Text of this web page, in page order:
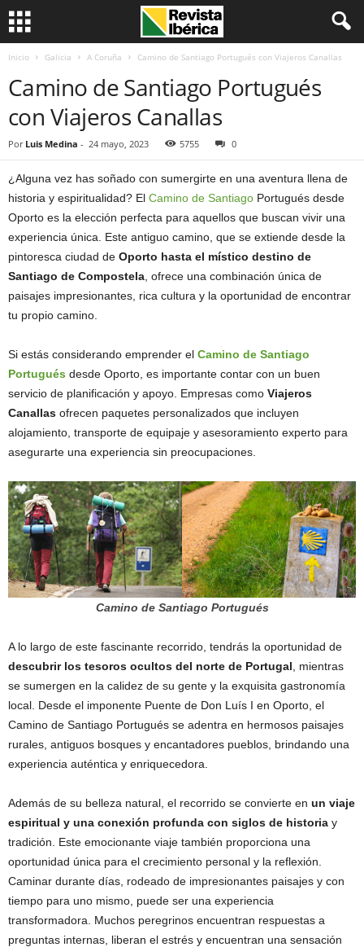
Inicio Galicia A Coruña Camino de Santiago Portugués con Viajeros Canallas
Camino de Santiago Portugués
con Viajeros Canallas
Por Luis Medina - 24 mayo, 2023 5755 0
¿Alguna vez has soñado con sumergirte en una aventura llena de
historia y espiritualidad? El Camino de Santiago Portugués desde
Oporto es la elección perfecta para aquellos que buscan vivir una
experiencia única. Este antiguo camino, que se extiende desde la
pintoresca ciudad de Oporto hasta el místico destino de
Santiago de Compostela , ofrece una combinación única de
paisajes impresionantes, rica cultura y la oportunidad de encontrar
tu propio camino.
Si estás considerando emprender el Camino de Santiago
Portugués desde Oporto, es importante contar con un buen
servicio de planificación y apoyo. Empresas como Viajeros
Canallas ofrecen paquetes personalizados que incluyen
alojamiento, transporte de equipaje y asesoramiento experto para
asegurarte una experiencia sin preocupaciones.
Camino de Santiago Portugués
A lo largo de este fascinante recorrido, tendrás la oportunidad de
descubrir los tesoros ocultos del norte de Portugal , mientras
se sumergen en la calidez de su gente y la exquisita gastronomía
local. Desde el imponente Puente de Don Luís I en Oporto, el
Camino de Santiago Portugués se adentra en hermosos paisajes
rurales, antiguos bosques y encantadores pueblos, brindando una
experiencia auténtica y enriquecedora.
Además de su belleza natural, el recorrido se convierte en un viaje
espiritual y una conexión profunda con siglos de historia y
tradición. Este emocionante viaje también proporciona una
oportunidad única para el crecimiento personal y la reflexión.
Caminar durante días, rodeado de impresionantes paisajes y con
tiempo para uno mismo, puede ser una experiencia
transformadora. Muchos peregrinos encuentran respuestas a
preguntas internas, liberan el estrés y encuentran una sensación